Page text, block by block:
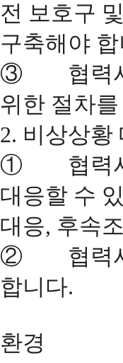
전 보호구
구축해야
③ 협력사
위한 절차
2. 비상상황
① 협력사
대응할 수
대응, 후속
② 협력사
합니다.
환경